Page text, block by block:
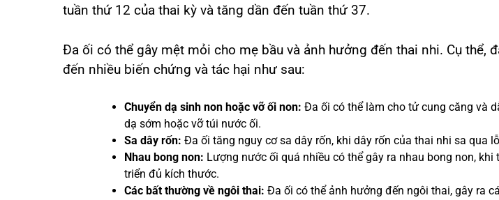
tuần thứ 12 của thai kỳ và tăng dần đến tuần thứ 37.
Đa ối có thể gây mệt mỏi cho mẹ bầu và ảnh hưởng đến thai nhi. Cụ thể,
đến nhiều biến chứng và tác hại như sau:
Chuyển dạ sinh non hoặc vỡ ối non: Đa ối có thể làm cho tử cung căng và
dạ sớm hoặc vỡ túi nước ối.
Sa dây rốn: Đa ối tăng nguy cơ sa dây rốn, khi dây rốn của thai nhi sa qua
Nhau bong non: Lượng nước ối quá nhiều có thể gây ra nhau bong non,
triển đủ kích thước.
Các bất thường về ngôi thai: Đa ối có thể ảnh hưởng đến ngôi thai, gây ra